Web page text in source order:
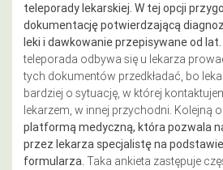
teleporady lekarskiej. W tej opcji
dokumentację potwierdzającą
leki i dawkowanie przepisywane od lat.
teleporada odbywa się u lekarza
tych dokumentów przedkładać, bo
bardziej o sytuację, w której
lekarzem, w innej przychodni. Kolejną
platformą medyczną, która pozwala
przez lekarza specjalistę na
formularza. Taka ankieta zastępuje